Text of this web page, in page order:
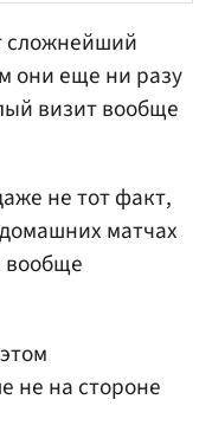
сложнейший
они еще ни разу
визит вообще
не тот факт,
матчах
вообще
не на стороне